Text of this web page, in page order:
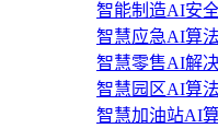
智能制造AI安
智慧应急AI算
智慧零售AI解
智慧园区AI算
智慧加油站AI